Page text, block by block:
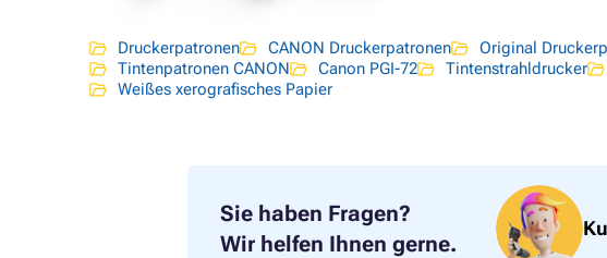
Druckerpatronen CANON Druckerpatronen Original
Tintenpatronen CANON
Canon PGI-72 Tintenstrahldrucker
Weißes xerografisches Papier
Sie haben Fragen?
Wir helfen Ihnen gerne.